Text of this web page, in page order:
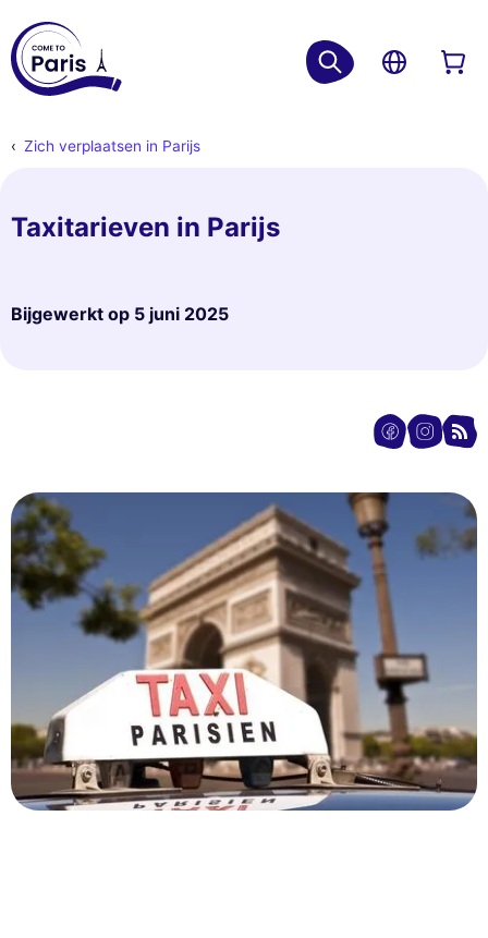
Zich verplaatsen in Parijs
Taxitarieven in Parijs
Bijgewerkt op 5 juni 2025